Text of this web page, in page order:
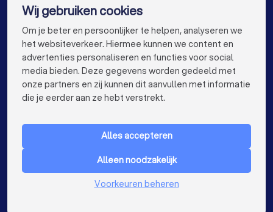
SEO-specialisten in Amsterdam
SEO-specialisten in Rotterdam
SEO-specialisten in Den Haag
SEO-specialisten in Utrecht
SEO-specialisten in Groningen
SEO-specialisten in Almere
SEO-specialisten in Nijmegen
VOOR PARTICULIEREN keyboard_arrow_down
Nederland
Wij gebruiken cookies
Om je beter en persoonlijker te helpen, analyseren we
het websiteverkeer. Hiermee kunnen we content en
advertenties personaliseren en functies voor social
media bieden. Deze gegevens worden gedeeld met
onze partners en zij kunnen dit aanvullen met informatie
die je eerder aan ze hebt verstrekt.
Alles accepteren
Alleen noodzakelijk
Voorkeuren beheren